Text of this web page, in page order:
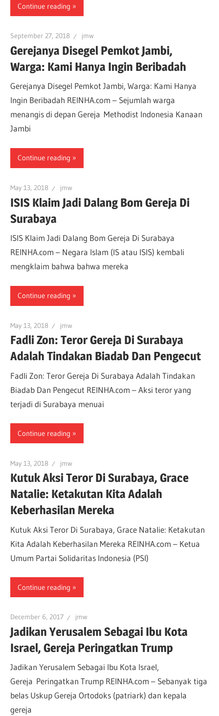
Continue reading
September 27, 2018 jmw
Gerejanya Disegel Pemkot Jambi,
Warga: Kami Hanya Ingin Beribadah
Gerejanya Disegel Pemkot Jambi, Warga: Kami Hanya
Ingin Beribadah REINHA.com – Sejumlah warga
menangis di depan Gereja Methodist Indonesia Kanaan
Jambi
Continue reading
May 13, 2018 jmw
ISIS Klaim Jadi Dalang Bom Gereja Di
Surabaya
ISIS Klaim Jadi Dalang Bom Gereja Di Surabaya
REINHA.com – Negara Islam (IS atau ISIS) kembali
mengklaim bahwa bahwa mereka
Continue reading
May 13, 2018 jmw
Fadli Zon: Teror Gereja Di Surabaya
Adalah Tindakan Biadab Dan Pengecut
Fadli Zon: Teror Gereja Di Surabaya Adalah Tindakan
Biadab Dan Pengecut REINHA.com – Aksi teror yang
terjadi di Surabaya menuai
Continue reading
May 13, 2018 jmw
Kutuk Aksi Teror Di Surabaya, Grace
Natalie: Ketakutan Kita Adalah
Keberhasilan Mereka
Kutuk Aksi Teror Di Surabaya, Grace Natalie: Ketakutan
Kita Adalah Keberhasilan Mereka REINHA.com – Ketua
Umum Partai Solidaritas Indonesia (PSI)
Continue reading
December 6, 2017 jmw
Jadikan Yerusalem Sebagai Ibu Kota
Israel, Gereja Peringatkan Trump
Jadikan Yerusalem Sebagai Ibu Kota Israel,
Gereja Peringatkan Trump REINHA.com – Sebanyak tiga
belas Uskup Gereja Ortodoks (patriark) dan kepala
gereja